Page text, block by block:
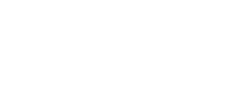
학교 들어가